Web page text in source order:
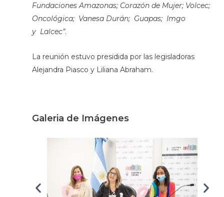
Fundaciones Amazonas; Corazón de Mujer; Volcec;
Oncológica; Vanesa Durán; Guapas; Imgo
y Lalcec”.
La reunión estuvo presidida por las legisladoras
Alejandra Piasco y Liliana Abraham.
Galeria de Imágenes